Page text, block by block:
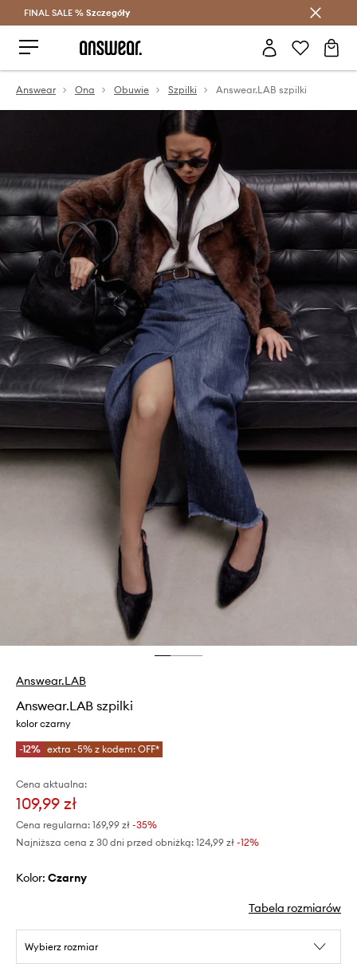
Oszczędzaj z Answear Club >
FINAL SALE % Szczegóły
Answear Ona Obuwie Szpilki Answear.LAB szpilki
Answear.LAB
Answear.LAB szpilki
kolor czarny
-12% extra -5% z kodem: OFF*
Cena aktualna:
109,99 zł
Cena regularna: 169,99 zł -35%
Najniższa cena z 30 dni przed obniżką: 124,99 zł -12%
Kolor: czarny
Tabela rozmiarów
Wybierz rozmiar